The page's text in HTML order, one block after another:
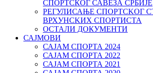
СПОРТСКОГ САВЕЗА СРБИЈЕ
РЕГУЛИСАЊЕ СПОРТСKОГ
ВРХУНСKИХ СПОРТИСТА
ОСТАЛИ ДОКУМЕНТИ
САЈМОВИ
САЈАМ СПОРТА 2024
САЈАМ СПОРТА 2022
САЈАМ СПОРТА 2021